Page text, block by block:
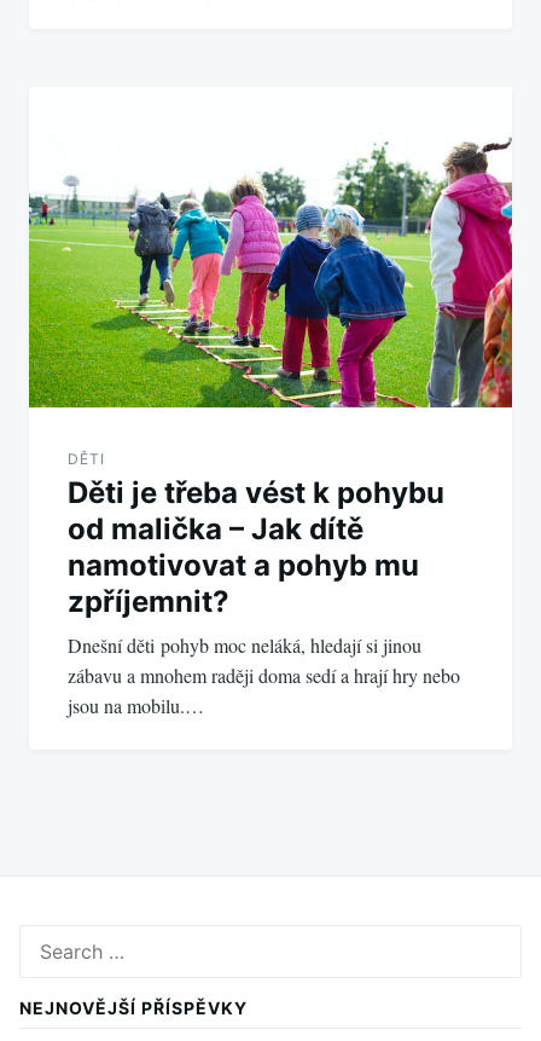
DĚTI
Děti je třeba vést k pohybu
od malička – Jak dítě
namotivovat a pohyb mu
zpříjemnit?
Dnešní děti pohyb moc neláká, hledají si jinou
zábavu a mnohem raději doma sedí a hrají hry nebo
jsou na mobilu.…
for:
NEJNOVĚJŠÍ PŘÍSPĚVKY